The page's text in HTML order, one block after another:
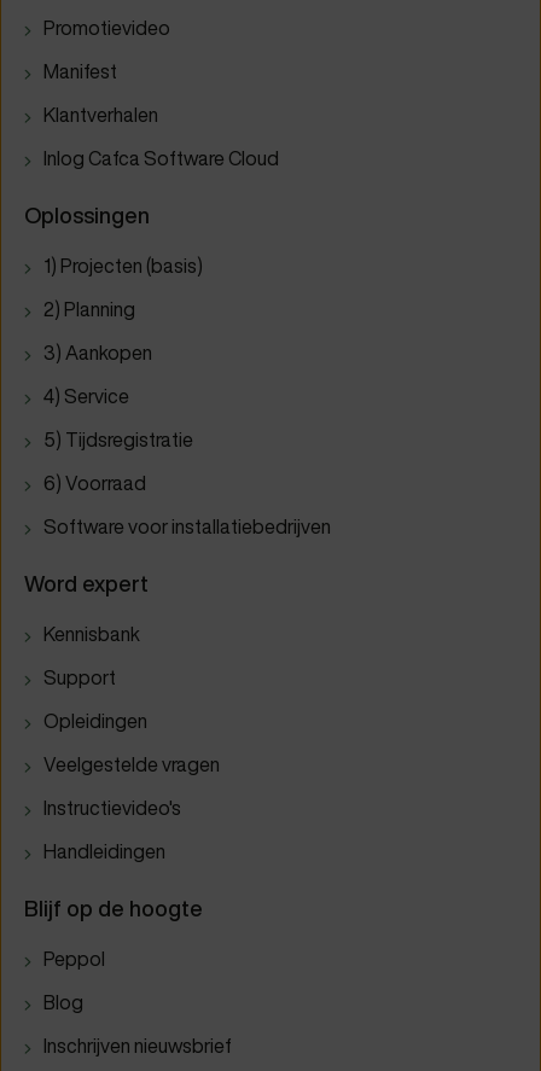
Promotievideo
Manifest
Klantverhalen
Inlog Cafca Software Cloud
Oplossingen
1) Projecten (basis)
2) Planning
3) Aankopen
4) Service
5) Tijdsregistratie
6) Voorraad
Software voor installatiebedrijven
Word expert
Kennisbank
Support
Opleidingen
Veelgestelde vragen
Instructievideo's
Handleidingen
Blijf op de hoogte
Peppol
Blog
Inschrijven nieuwsbrief